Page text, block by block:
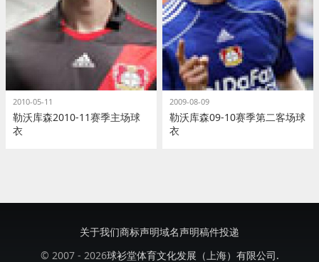
2010-05-11
勒沃库森2010-11赛季主场球
衣
2009-08-09
勒沃库森09-10赛季第二客场球
衣
关于我们商标声明域名声明稿件投递
© 2007 - 2026球衫堂体育文化发展（上海）有限公司.